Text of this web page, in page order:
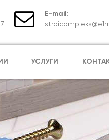
E-mail:
УСЛУГИ